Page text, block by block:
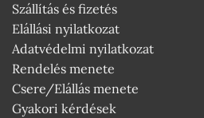
Szállítás és fizetés
Elállási nyilatkozat
Adatvédelmi nyilatkozat
Rendelés menete
Csere/Elállás menete
Gyakori kérdések